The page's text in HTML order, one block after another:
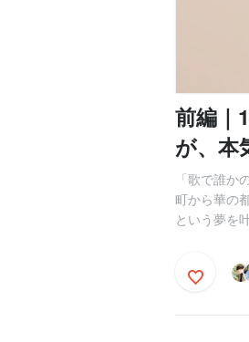
前編｜
が、本
「歌で誰
町から華の
という夢を